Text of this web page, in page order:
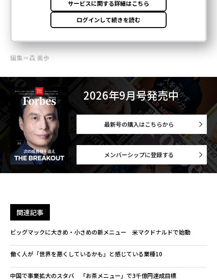
編集＝森 美歩
2026年9月号発売中
最新号の購入はこちらから
メンバーシップに登録する
関連記事
ビッグマックに大きめ・小さめの新メニュー 米マクドナルドで始動
働く人が「世界を悪くしているかも」と感じている業種10
中国で事業拡大のスタバ 「お茶メニュー」で3千億円達成目標